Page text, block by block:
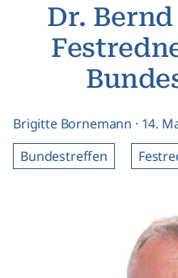
Dr.
Brigitte Bornemann · 14.
Bundestreffen